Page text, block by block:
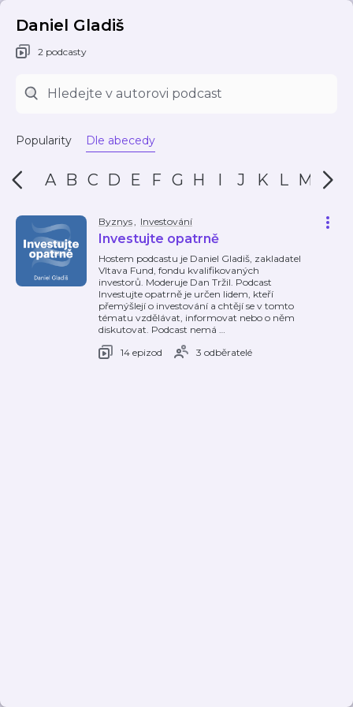
Daniel Gladiš
2 podcasty
Popularity Dle abecedy
A B C D E F G H I J K L M N
Byznys, Investování
Investujte opatrně
Hostem podcastu je Daniel Gladiš, zakladatel
Vltava Fund, fondu kvalifikovaných
investorů. Moderuje Dan Tržil. Podcast
Investujte opatrně je určen lidem, kteří
přemýšlejí o investování a chtějí se v tomto
tématu vzdělávat, informovat nebo o něm
diskutovat. Podcast nemá …
14 epizod
3 odběratelé